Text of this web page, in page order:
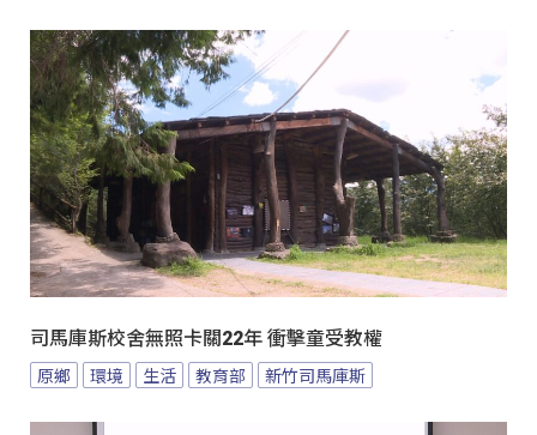
司馬庫斯校舍無照卡關22年 衝擊童受教權
原鄉 環境 生活 教育部 新竹司馬庫斯